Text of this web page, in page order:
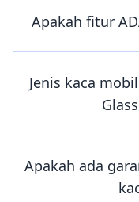
Apakah fitur
Jenis kaca
Apakah ada